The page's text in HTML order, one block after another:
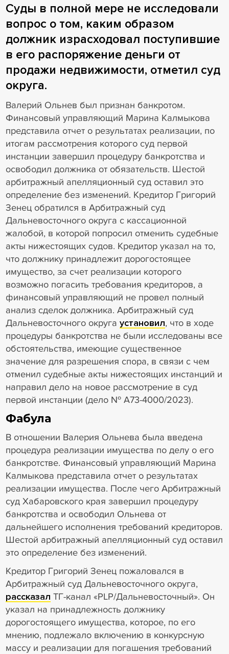
Суды в полной мере не исследовали
вопрос о том, каким образом
должник израсходовал поступившие
в его распоряжение деньги от
продажи недвижимости, отметил суд
округа.
Валерий Ольнев был признан банкротом.
Финансовый управляющий Марина Калмыкова
представила отчет о результатах реализации, по
итогам рассмотрения которого суд первой
инстанции завершил процедуру банкротства и
освободил должника от обязательств. Шестой
арбитражный апелляционный суд оставил это
определение без изменений. Кредитор Григорий
Зенец обратился в Арбитражный суд
Дальневосточного округа с кассационной
жалобой, в которой попросил отменить судебные
акты нижестоящих судов. Кредитор указал на то,
что должнику принадлежит дорогостоящее
имущество, за счет реализации которого
возможно погасить требования кредиторов, а
финансовый управляющий не провел полный
анализ сделок должника. Арбитражный суд
Дальневосточного округа установил, что в ходе
процедуры банкротства не были исследованы все
обстоятельства, имеющие существенное
значение для разрешения спора, в связи с чем
отменил судебные акты нижестоящих инстанций и
направил дело на новое рассмотрение в суд
первой инстанции (дело № А73-4000/2023).
Фабула
В отношении Валерия Ольнева была введена
процедура реализации имущества по делу о его
банкротстве. Финансовый управляющий Марина
Калмыкова представила отчет о результатах
реализации имущества. После чего Арбитражный
суд Хабаровского края завершил процедуру
банкротства и освободил Ольнева от
дальнейшего исполнения требований кредиторов.
Шестой арбитражный апелляционный суд оставил
это определение без изменений.
Кредитор Григорий Зенец пожаловался в
Арбитражный суд Дальневосточного округа,
рассказал ТГ-канал «PLP/Дальневосточный». Он
указал на принадлежность должнику
дорогостоящего имущества, которое, по его
мнению, подлежало включению в конкурсную
массу и реализации для погашения требований